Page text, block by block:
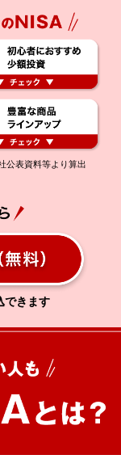
公表資料等より算出
できます